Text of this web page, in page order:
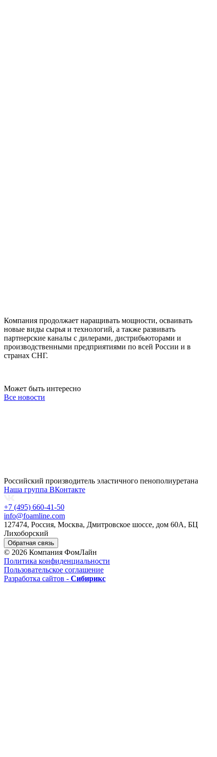
Компания продолжает наращивать мощности, осваивать
новые виды сырья и технологий, а также развивать
партнерские каналы с дилерами, дистрибьюторами и
производственными предприятиями по всей России и в
странах СНГ.
Может быть интересно
Все новости
Российский производитель эластичного пенополиуретана
Наша группа ВКонтакте
+7 (495) 660-41-50
info@foamline.com
127474, Россия, Москва, Дмитровское шоссе, дом 60А, БЦ
Лихоборский
Обратная связь
© 2026 Компания ФомЛайн
Политика конфиденциальности
Пользовательское соглашение
Разработка сайтов - Сибирикс